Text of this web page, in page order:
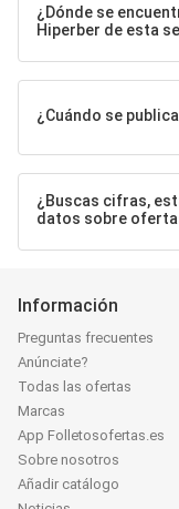
¿Dónde se
Hiperber de esta
¿Cuándo se
¿Buscas cifras,
datos sobre
Información
Preguntas frecuentes
Anúnciate?
Todas las ofertas
Marcas
App Folletosofertas.es
Sobre nosotros
Añadir catálogo